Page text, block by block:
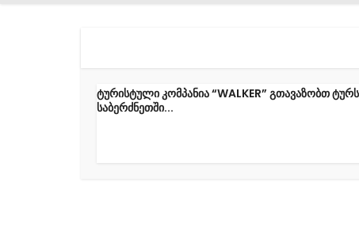
ტურისტული კომპანია “WALKER” გთავაზობთ ტურს
საბერძნეთში...